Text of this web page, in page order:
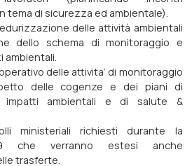
tema di sicurezza ed ambientale).
delle attività ambientali
dello schema di monitoraggio e
ambientali.
delle attivita’ di monitoraggio
delle cogenze e dei piani di
impatti ambientali e di salute &
ministeriali richiesti durante la
che verranno estesi anche
trasferte.